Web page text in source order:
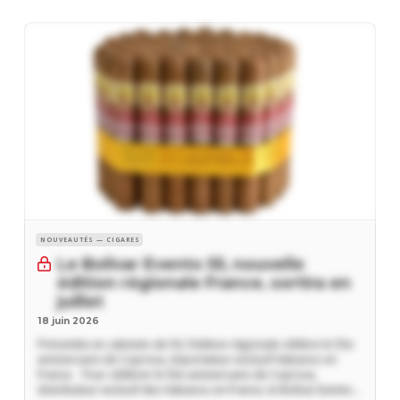
NOUVEAUTÉS — CIGARES
Le Bolívar Evento 55, nouvelle
édition régionale France, sortira en
juillet
18 juin 2026
Présentée en cabinets de 50, l’édition régionale célèbre le 55e
anniversaire de Coprova, importateur exclusif Habanos en
distributeur exclusif des Habanos en France, le Bolívar Evento